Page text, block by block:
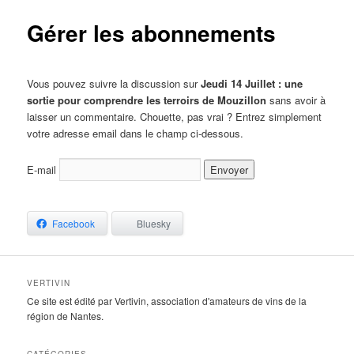
Gérer les abonnements
Vous pouvez suivre la discussion surJeudi 14 Juillet : une
sortie pour comprendre les terroirs de Mouzillon sans avoir à
laisser un commentaire. Chouette, pas vrai ? Entrez simplement
votre adresse email dans le champ ci-dessous.
E-mail
Facebook Bluesky
VERTIVIN
Ce site est édité par Vertivin, association d'amateurs de vins de la
région de Nantes.